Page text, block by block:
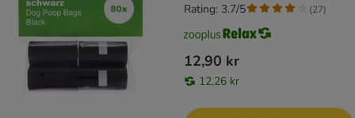
12,90 kr
12,26 kr
Rating: 3.7/5 (27)